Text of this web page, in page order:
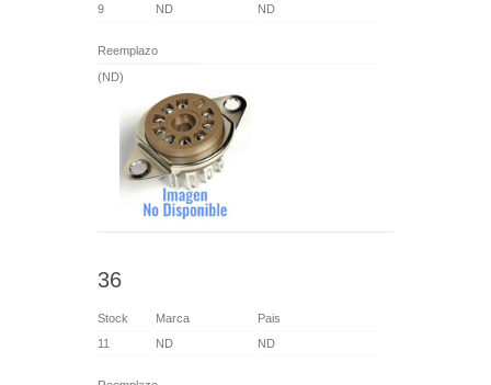
9
ND ND
Reemplazo
(ND)
36
Stock Marca
Pais
11
ND ND